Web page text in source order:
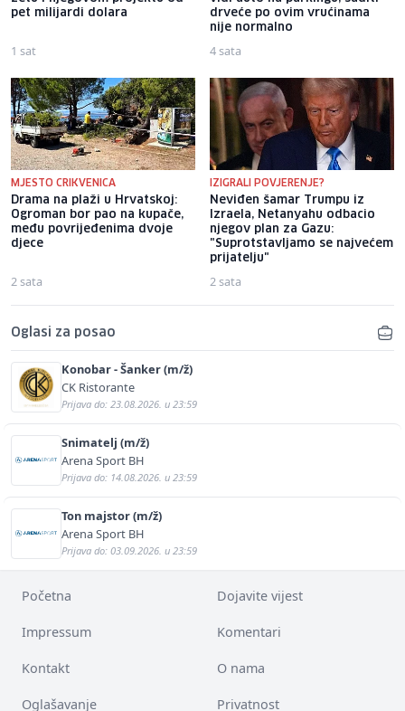
pet milijardi dolara
1 sat
drveće po ovim vrućinama
nije normalno
4 sata
MJESTO CRIKVENICA
Drama na plaži u Hrvatskoj:
Ogroman bor pao na kupače,
među povrijeđenima dvoje
djece
2 sata
IZIGRALI POVJERENJE?
Neviđen šamar Trumpu iz
Izraela, Netanyahu odbacio
njegov plan za Gazu:
"Suprotstavljamo se najvećem
prijatelju"
2 sata
Oglasi za posao
Konobar - Šanker (m/ž)
CK Ristorante
Prijava do: 23.08.2026. u 23:59
Snimatelj (m/ž)
Arena Sport BH
Prijava do: 14.08.2026. u 23:59
Ton majstor (m/ž)
Arena Sport BH
Prijava do: 03.09.2026. u 23:59
Početna Dojavite vijest
Impressum Komentari
Kontakt O nama
Oglašavanje Privatnost